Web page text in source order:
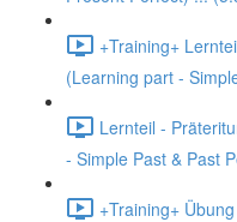
+Training+
(Learning part -
Lernteil -
- Simple Past & Past
+Training+